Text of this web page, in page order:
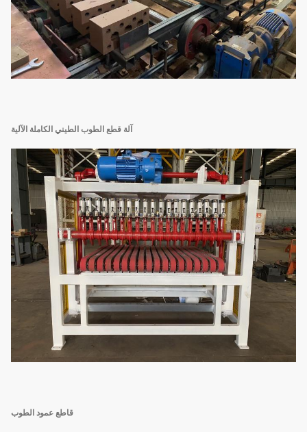
آلة قطع الطوب الطيني الكاملة الآلية
قاطع عمود الطوب